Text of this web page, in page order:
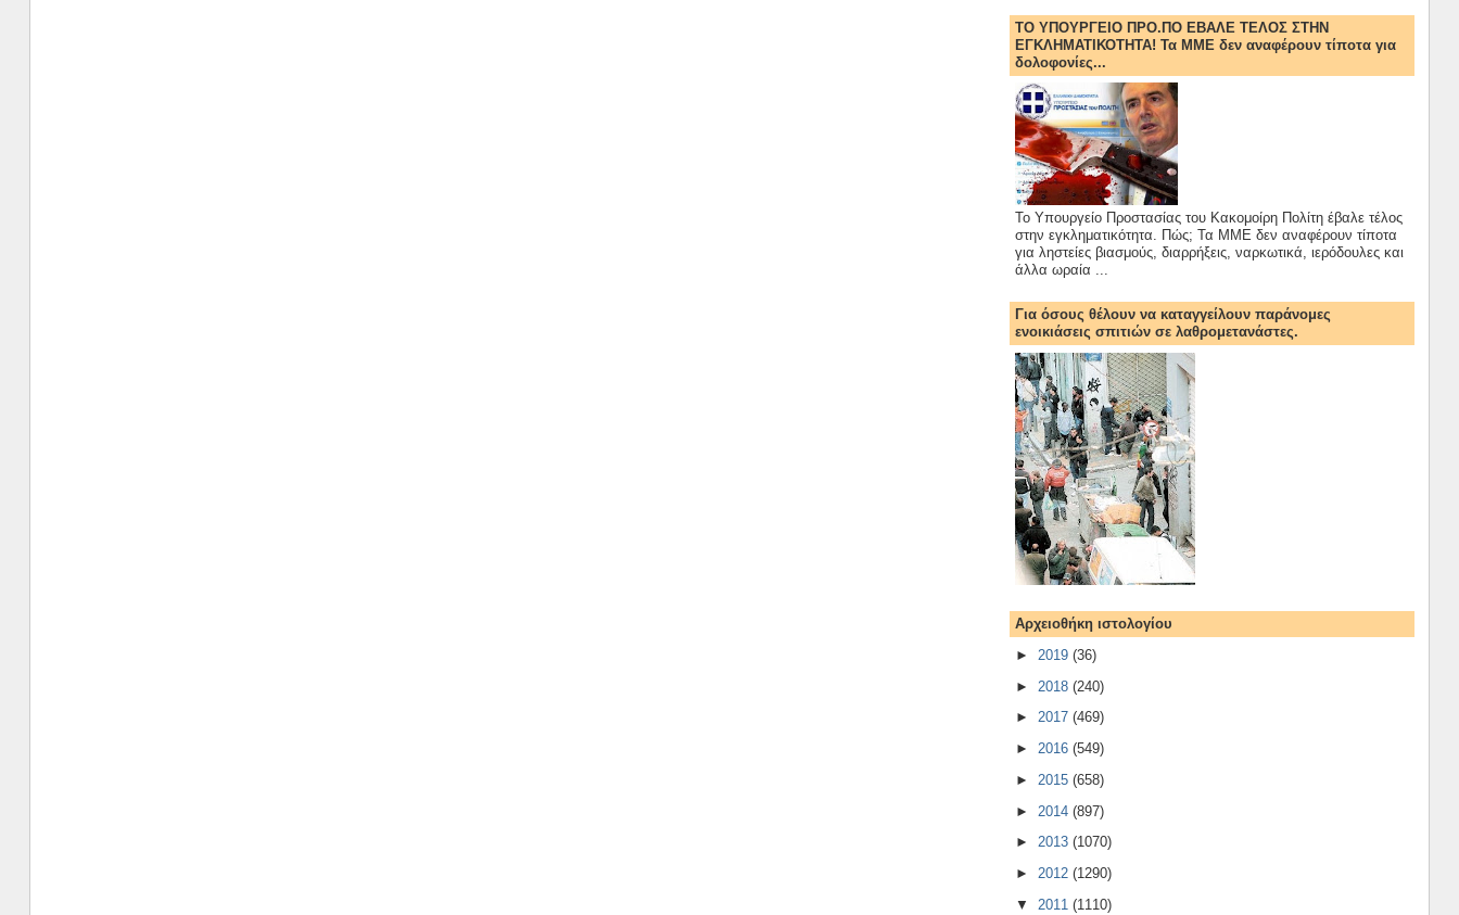
ΤΟ ΥΠΟΥΡΓΕΙΟ ΠΡΟ.ΠΟ ΕΒΑΛΕ ΤΕΛΟΣ ΣΤΗΝ
ΕΓΚΛΗΜΑΤΙΚΟΤΗΤΑ! Τα ΜΜΕ δεν αναφέρουν τίποτα για
δολοφονίες...
Το Υπουργείο Προστασίας του Κακομοίρη Πολίτη έβαλε τέλος
στην εγκληματικότητα. Πώς; Τα ΜΜΕ δεν αναφέρουν τίποτα
για ληστείες βιασμούς, διαρρήξεις, ναρκωτικά, ιερόδουλες και
άλλα ωραία ...
Για όσους θέλουν να καταγγείλουν παράνομες
ενοικιάσεις σπιτιών σε λαθρομετανάστες.
Αρχειοθήκη ιστολογίου
► 2019 (36)
► 2018 (240)
► 2017 (469)
► 2016 (549)
► 2015 (658)
► 2014 (897)
► 2013 (1070)
► 2012 (1290)
▼ 2011 (1110)